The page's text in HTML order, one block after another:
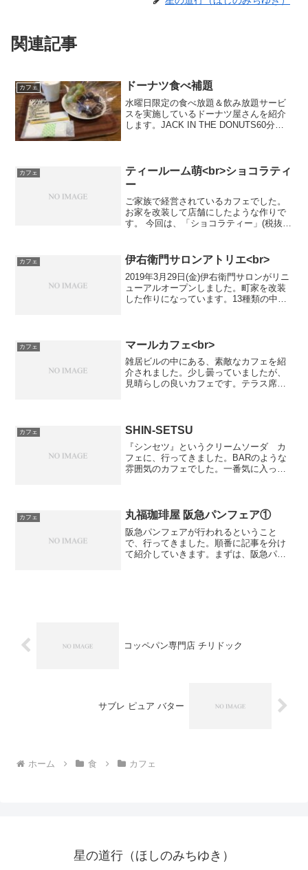
関連記事
カフェ ドーナツ食べ補題
水曜日限定の食べ放題＆飲み放題サービ
スを実施しているドーナツ屋さんを紹介
します。JACK IN THE DONUTS60分ド
カフェ
ティールーム萌<br>ショコラティ
ー
ご家族で経営されているカフェでした。
お家を改装して店舗にしたような作りで
す。 今回は、「ショコラティー」(税抜
じました。 小さい頃には馴染みがあるけ
ど、大人にな...
カフェ 伊右衛門サロンアトリエ<br>
2019年3月29日(金)伊右衛門サロンがリニ
ューアルオープンしました。町家を改装
した作りになっています。13種類の中か
キ...
カフェ マールカフェ<br>
雑居ビルの中にある、素敵なカフェを紹
介されました。少し曇っていましたが、
見晴らしの良いカフェです。テラス席だ
が並んでいます。・紅茶素...
カフェ SHIN-SETSU
『シンセツ』というクリームソーダ カ
フェに、行ってきました。BARのような
雰囲気のカフェでした。一番気に入った
ムソーダ ブルー...
カフェ 丸福珈琲屋 阪急パンフェア①
阪急パンフェアが行われるということ
で、行ってきました。順番に記事を分け
て紹介していきます。まずは、阪急パン
コッペパン専門店 チリドック
サブレ ピュア バター
ホーム 食 カフェ
星の道行（ほしのみちゆき）